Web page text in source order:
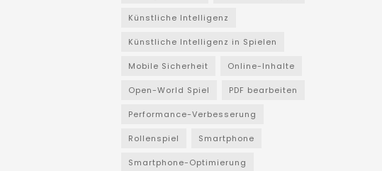
Künstliche Intelligenz
Künstliche Intelligenz in Spielen
Mobile Sicherheit Online-Inhalte
Open-World Spiel PDF bearbeiten
Performance-Verbesserung
Rollenspiel Smartphone
Smartphone-Optimierung